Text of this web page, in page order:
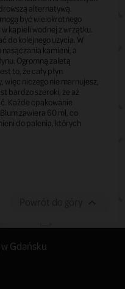
alternatywą.
być wielokrotnego
kąpieli wodnej z wrzątku.
do kolejnego użycia. W
kamieni, a
Ogromną zaletą
to, że cały płyn
więc niczego nie marnujesz,
bardzo szeroki, że aż
Każde opakowanie
zawiera 60 ml, co
do palenia, których
Gdańsku